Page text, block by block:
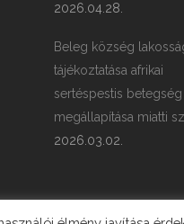
2026.04.28.
Beleg község
tájékoztatása afrikai
sertéspestis betegség
megállapítása miatti
2026.03.02.